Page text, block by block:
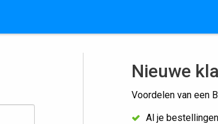
Nieuwe
Voordelen van een
Al je